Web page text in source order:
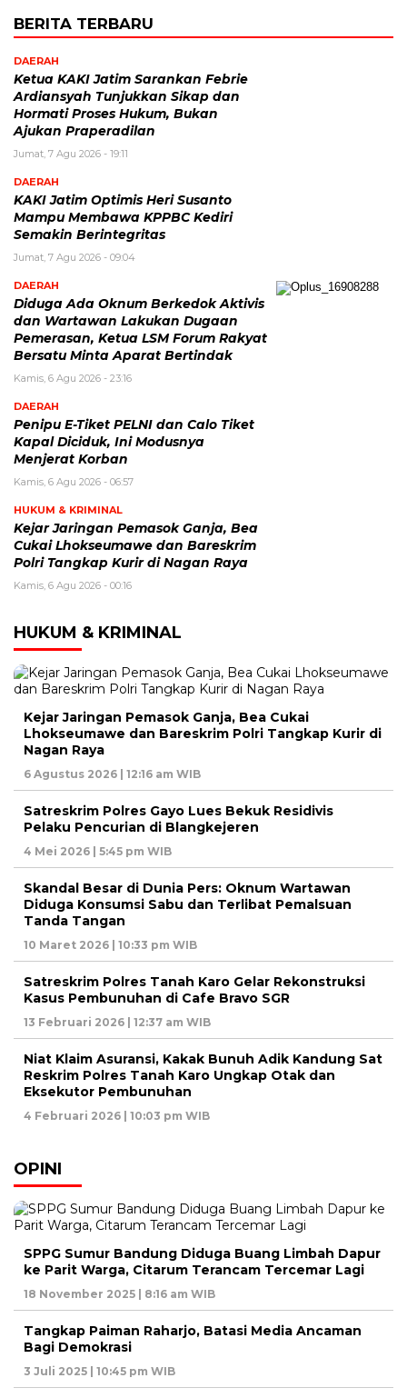
BERITA TERBARU
DAERAH
Ketua KAKI Jatim Sarankan Febrie
Ardiansyah Tunjukkan Sikap dan
Hormati Proses Hukum, Bukan
Ajukan Praperadilan
Jumat, 7 Agu 2026 - 19:11
DAERAH
KAKI Jatim Optimis Heri Susanto
Mampu Membawa KPPBC Kediri
Semakin Berintegritas
Jumat, 7 Agu 2026 - 09:04
DAERAH
Diduga Ada Oknum Berkedok Aktivis
dan Wartawan Lakukan Dugaan
Pemerasan, Ketua LSM Forum Rakyat
Bersatu Minta Aparat Bertindak
Kamis, 6 Agu 2026 - 23:16
DAERAH
Penipu E-Tiket PELNI dan Calo Tiket
Kapal Diciduk, Ini Modusnya
Menjerat Korban
Kamis, 6 Agu 2026 - 06:57
HUKUM & KRIMINAL
Kejar Jaringan Pemasok Ganja, Bea
Cukai Lhokseumawe dan Bareskrim
Polri Tangkap Kurir di Nagan Raya
Kamis, 6 Agu 2026 - 00:16
HUKUM & KRIMINAL
Kejar Jaringan Pemasok Ganja, Bea Cukai
Lhokseumawe dan Bareskrim Polri Tangkap Kurir di
Nagan Raya
6 Agustus 2026 | 12:16 am WIB
Satreskrim Polres Gayo Lues Bekuk Residivis
Pelaku Pencurian di Blangkejeren
4 Mei 2026 | 5:45 pm WIB
Skandal Besar di Dunia Pers: Oknum Wartawan
Diduga Konsumsi Sabu dan Terlibat Pemalsuan
Tanda Tangan
10 Maret 2026 | 10:33 pm WIB
Satreskrim Polres Tanah Karo Gelar Rekonstruksi
Kasus Pembunuhan di Cafe Bravo SGR
13 Februari 2026 | 12:37 am WIB
Niat Klaim Asuransi, Kakak Bunuh Adik Kandung Sat
Reskrim Polres Tanah Karo Ungkap Otak dan
Eksekutor Pembunuhan
4 Februari 2026 | 10:03 pm WIB
OPINI
SPPG Sumur Bandung Diduga Buang Limbah Dapur
ke Parit Warga, Citarum Terancam Tercemar Lagi
18 November 2025 | 8:16 am WIB
Tangkap Paiman Raharjo, Batasi Media Ancaman
Bagi Demokrasi
3 Juli 2025 | 10:45 pm WIB